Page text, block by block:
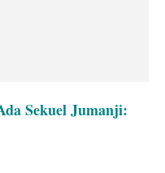
Sekuel Jumanji: